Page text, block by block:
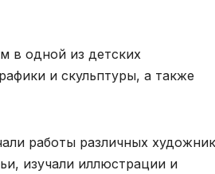
в одной из детских
и скульптуры, а также
работы различных
изучали иллюстрации и